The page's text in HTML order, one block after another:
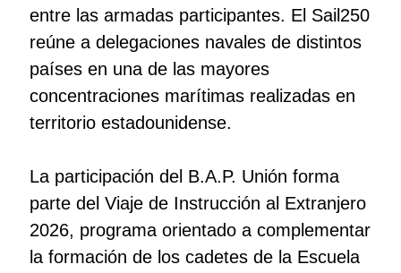
entre las armadas participantes. El Sail250
reúne a delegaciones navales de distintos
países en una de las mayores
concentraciones marítimas realizadas en
territorio estadounidense.
La participación del B.A.P. Unión forma
parte del Viaje de Instrucción al Extranjero
2026, programa orientado a complementar
la formación de los cadetes de la Escuela